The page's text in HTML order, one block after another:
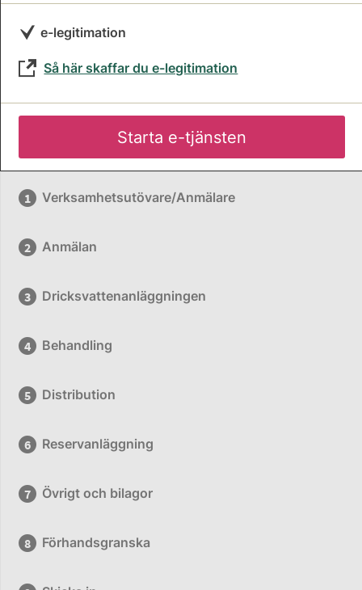
e-legitimation
Så här skaffar du e-legitimation
Starta e-tjänsten
Verksamhetsutövare/Anmälare
Anmälan
Dricksvattenanläggningen
Behandling
Distribution
Reservanläggning
Övrigt och bilagor
Förhandsgranska